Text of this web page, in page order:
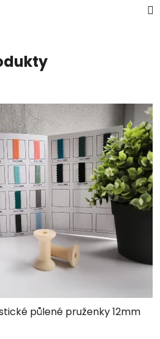
půlené pruženky 12mm